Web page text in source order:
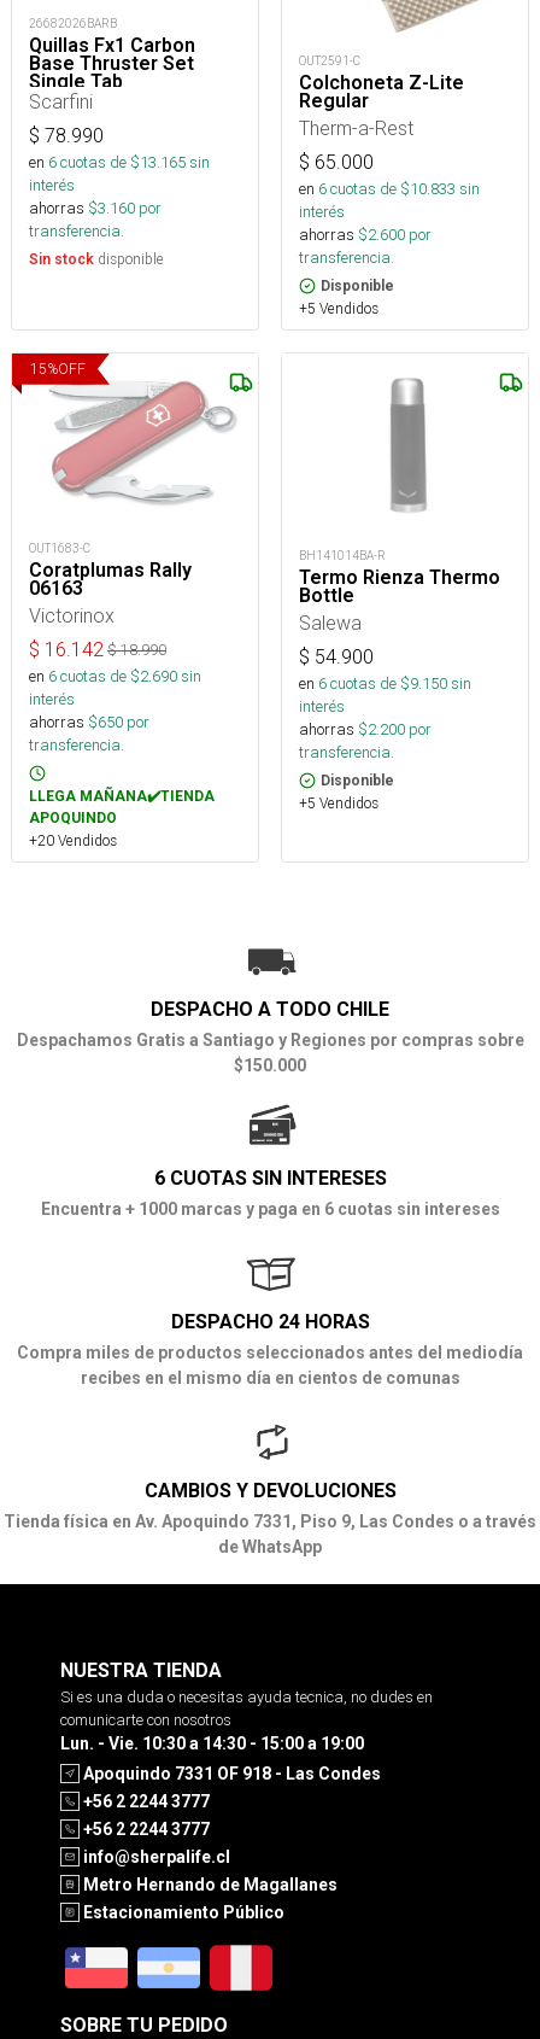
26682026BARB
Quillas Fx1 Carbon
Base Thruster Set
Single Tab
Scarfini
$ 78.990
en 6cuotas de $13.165sin
interés
ahorras $3.160 por
transferencia.
Sin stock disponible
OUT2591-C
Colchoneta Z-Lite
Regular
Therm-a-Rest
$ 65.000
en 6cuotas de $10.833 sin
interés
ahorras $2.600 por
transferencia.
Disponible
+5 Vendidos
15%OFF
OUT1683-C
Coratplumas Rally
06163
Victorinox
$ 16.142 $18.990
en 6cuotas de $2.690sin
interés
ahorras $650 por
transferencia.
LLEGA MAÑANA✔️TIENDA
APOQUINDO
+20 Vendidos
BH141014BA-R
Termo Rienza Thermo
Bottle
Salewa
$ 54.900
en 6cuotas de $9.150sin
interés
ahorras $2.200 por
transferencia.
Disponible
+5 Vendidos
DESPACHO A TODO CHILE
Despachamos Gratis a Santiago y Regiones por compras sobre
$150.000
6 CUOTAS SIN INTERESES
Encuentra + 1000 marcas y paga en 6 cuotas sin intereses
DESPACHO 24 HORAS
Compra miles de productos seleccionados antes del mediodía
recibes en el mismo día en cientos de comunas
CAMBIOS Y DEVOLUCIONES
Tienda física en Av. Apoquindo 7331, Piso 9, Las Condes o a través
de WhatsApp
NUESTRA TIENDA
Si es una duda o necesitas ayuda tecnica, no dudes en
comunicarte con nosotros
Lun. - Vie. 10:30 a 14:30 - 15:00 a 19:00
Apoquindo 7331 OF 918 - Las Condes
+56 2 2244 3777
+56 2 2244 3777
info@sherpalife.cl
Metro Hernando de Magallanes
Estacionamiento Público
SOBRE TU PEDIDO